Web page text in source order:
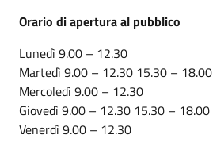
Orario di apertura al pubblico
Lunedì 9.00 – 12.30
Martedì 9.00 – 12.30 15.30 – 18.00
Mercoledì 9.00 – 12.30
Giovedì 9.00 – 12.30 15.30 – 18.00
Venerdì 9.00 – 12.30